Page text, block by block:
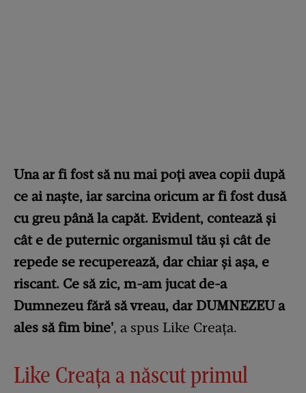
Una ar fi fost să nu mai poți avea copii după
ce ai naște, iar sarcina oricum ar fi fost dusă
cu greu până la capăt. Evident, contează și
cât e de puternic organismul tău și cât de
repede se recuperează, dar chiar și așa, e
riscant. Ce să zic, m-am jucat de-a
Dumnezeu fără să vreau, dar DUMNEZEU a
ales să fim bine', a spus Like Creața.
Like Creața a născut primul